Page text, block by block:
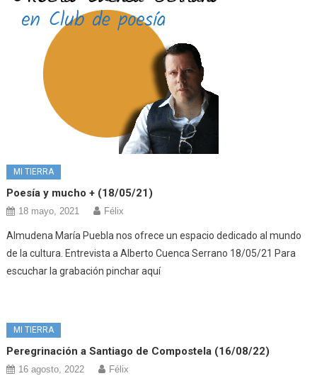
MI TIERRA
Poesía y mucho + (18/05/21)
18 mayo, 2021 Félix
Almudena María Puebla nos ofrece un espacio dedicado al mundo
de la cultura. Entrevista a Alberto Cuenca Serrano 18/05/21 Para
escuchar la grabación pinchar aquí
MI TIERRA
Peregrinación a Santiago de Compostela (16/08/22)
16 agosto, 2022 Félix